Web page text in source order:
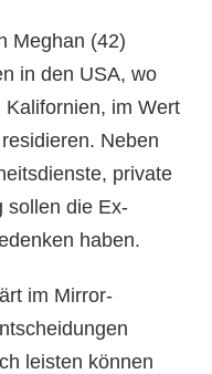
Meghan (42)
in den USA, wo
im Wert
Neben
private
sollen die Ex-
haben.
im Mirror-
leisten können